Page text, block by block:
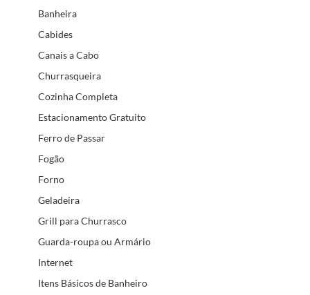
Banheira
Cabides
Canais a Cabo
Churrasqueira
Cozinha Completa
Estacionamento Gratuito
Ferro de Passar
Fogão
Forno
Geladeira
Grill para Churrasco
Guarda-roupa ou Armário
Internet
Itens Básicos de Banheiro